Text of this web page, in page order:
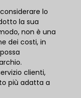
lo
la sua
non è una
dei costi, in
clienti,
più adatta a